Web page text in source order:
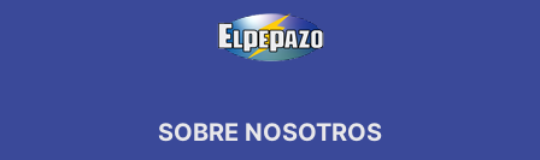
SOBRE NOSOTROS